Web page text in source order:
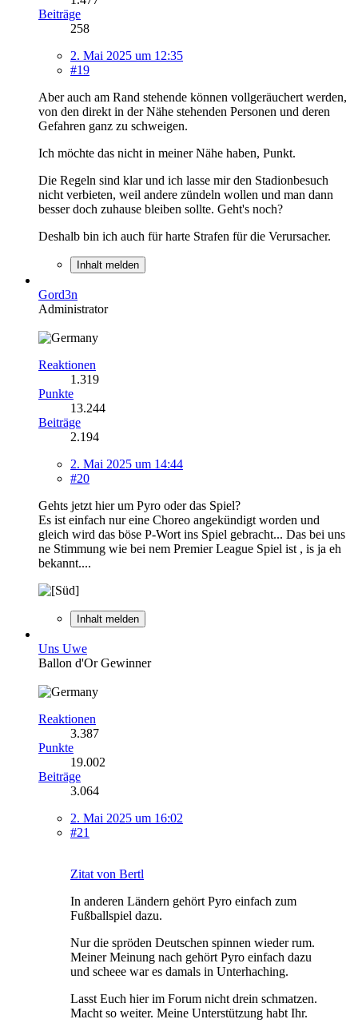
Beiträge
258
2. Mai 2025 um 12:35
#19
Aber auch am Rand stehende können vollgeräuchert werden,
von den direkt in der Nähe stehenden Personen und deren
Gefahren ganz zu schweigen.
Ich möchte das nicht in meiner Nähe haben, Punkt.
Die Regeln sind klar und ich lasse mir den Stadionbesuch
nicht verbieten, weil andere zündeln wollen und man dann
besser doch zuhause bleiben sollte. Geht's noch?
Deshalb bin ich auch für harte Strafen für die Verursacher.
Inhalt melden
Gord3n
Administrator
Reaktionen
1.319
Punkte
13.244
Beiträge
2.194
2. Mai 2025 um 14:44
#20
Gehts jetzt hier um Pyro oder das Spiel?
Es ist einfach nur eine Choreo angekündigt worden und
gleich wird das böse P-Wort ins Spiel gebracht... Das bei uns
ne Stimmung wie bei nem Premier League Spiel ist , is ja eh
bekannt....
Inhalt melden
Uns Uwe
Ballon d'Or Gewinner
Reaktionen
3.387
Punkte
19.002
Beiträge
3.064
2. Mai 2025 um 16:02
#21
Zitat von Bertl
In anderen Ländern gehört Pyro einfach zum
Fußballspiel dazu.
Nur die spröden Deutschen spinnen wieder rum.
Meiner Meinung nach gehört Pyro einfach dazu
und scheee war es damals in Unterhaching.
Lasst Euch hier im Forum nicht drein schmatzen.
Macht so weiter. Meine Unterstützung habt Ihr.